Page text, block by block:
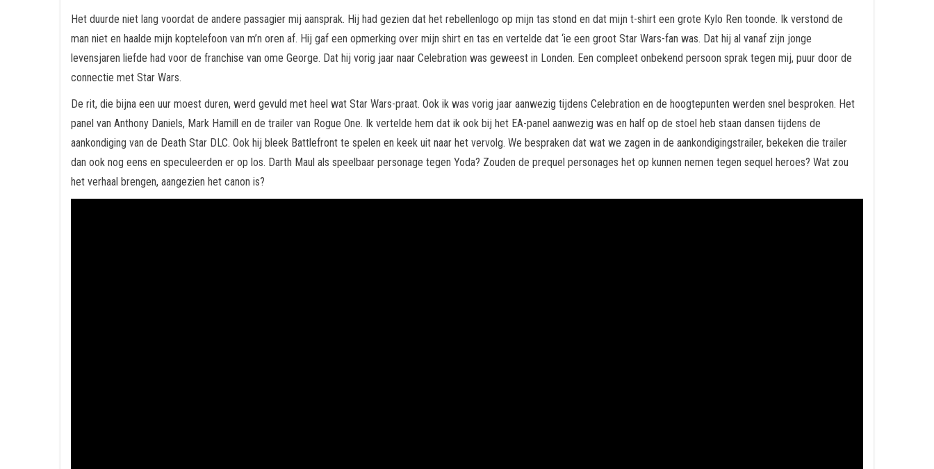
Het duurde niet lang voordat de andere passagier mij aansprak. Hij had gezien dat het rebellenlogo op mijn tas stond en dat mijn t-shirt een grote Kylo Ren toonde. Ik verstond de
man niet en haalde mijn koptelefoon van m’n oren af. Hij gaf een opmerking over mijn shirt en tas en vertelde dat ‘ie een groot Star Wars-fan was. Dat hij al vanaf zijn jonge
levensjaren liefde had voor de franchise van ome George. Dat hij vorig jaar naar Celebration was geweest in Londen. Een compleet onbekend persoon sprak tegen mij, puur door de
connectie met Star Wars.
De rit, die bijna een uur moest duren, werd gevuld met heel wat Star Wars-praat. Ook ik was vorig jaar aanwezig tijdens Celebration en de hoogtepunten werden snel besproken. Het
panel van Anthony Daniels, Mark Hamill en de trailer van Rogue One. Ik vertelde hem dat ik ook bij het EA-panel aanwezig was en half op de stoel heb staan dansen tijdens de
aankondiging van de Death Star DLC. Ook hij bleek Battlefront te spelen en keek uit naar het vervolg. We bespraken dat wat we zagen in de aankondigingstrailer, bekeken die trailer
dan ook nog eens en speculeerden er op los. Darth Maul als speelbaar personage tegen Yoda? Zouden de prequel personages het op kunnen nemen tegen sequel heroes? Wat zou
het verhaal brengen, aangezien het canon is?